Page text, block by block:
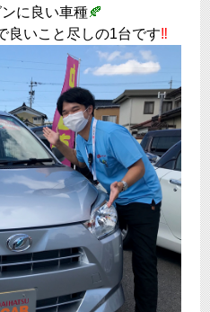
に良い車種🍂
良いこと尽しの1台です‼